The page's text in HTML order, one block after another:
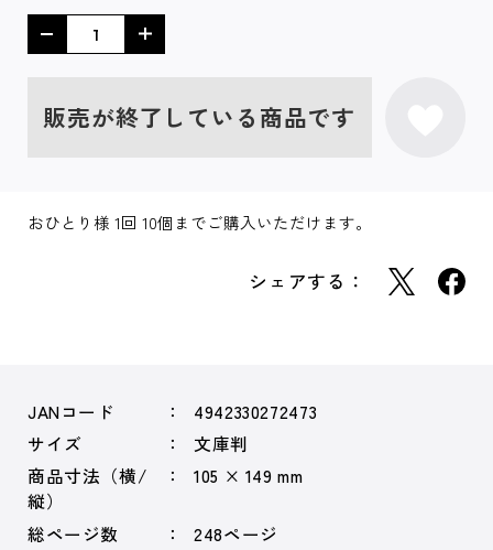
販売が終了している商品です
おひとり様 1回 10個までご購入いただけます。
シェアする：
JANコード
4942330272473
サイズ
文庫判
商品寸法（横/
縦）
105 × 149 mm
総ページ数
248ページ